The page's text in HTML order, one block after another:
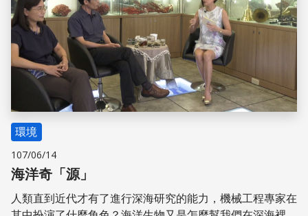
環境
107/06/14
海洋奇「源」
人類直到近代才有了進行深海研究的能力，機械工程專家在